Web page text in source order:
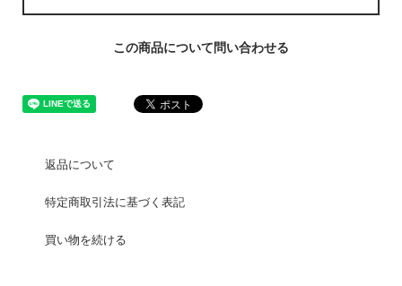
この商品について問い合わせる
返品について
特定商取引法に基づく表記
買い物を続ける